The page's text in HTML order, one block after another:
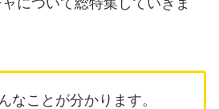
なことが分かります。